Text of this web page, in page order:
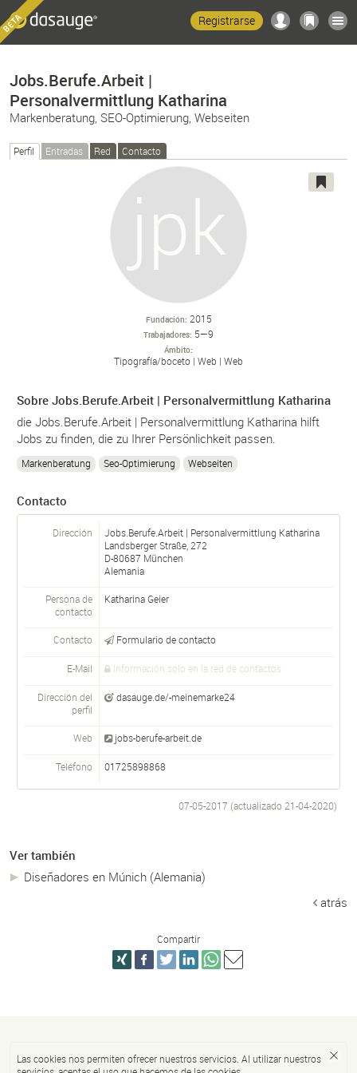
Registrarse
Jobs.Berufe.Arbeit |
Personalvermittlung Katharina
Markenberatung, SEO-Optimierung, Webseiten
Perfil Entradas Red Contacto
Fundación 2015
Trabajadores 5—9
Ámbito
Tipografía/boceto Web Web
Sobre Jobs.Berufe.Arbeit | Personalvermittlung Katharina
die Jobs.Berufe.Arbeit | Personalvermittlung Katharina hilft
Jobs zu finden, die zu Ihrer Persönlichkeit passen.
Markenberatung Seo-Optimierung Webseiten
Contacto
Dirección
Jobs.Berufe.Arbeit | Personalvermittlung Katharina
Landsberger Straße, 272
D-80687 München
Alemania
Persona de
contacto
Katharina Geier
Contacto Formulario de contacto
E-Mail Información sólo en la red de contactos
Dirección del
perfil
dasauge.de/-meinemarke24
Web jobs-berufe-arbeit.de
Teléfono 01725898868
07-05-2017 (actualizado 21-04-2020)
Ver también
Diseñadores en Múnich (Alemania)
atrás
Compartir
Las cookies nos permiten ofrecer nuestros servicios. Al utilizar nuestros